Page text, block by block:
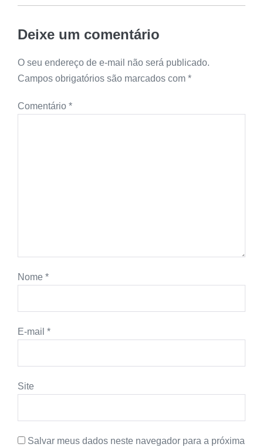
Deixe um comentário
O seu endereço de e-mail não será publicado.
Campos obrigatórios são marcados com *
Comentário *
Nome *
E-mail *
Site
Salvar meus dados neste navegador para a próxima